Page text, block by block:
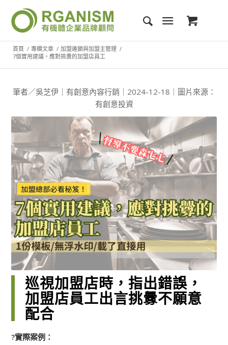
首頁 / 專欄文章 / 加盟連鎖與加盟主管理 /
7個實用建議，應對挑釁的加盟店員工
筆者／吳芝伊｜有創意內容行銷｜2024-12-18｜圖片來源：
有創意投資
巡視加盟店時，指出錯誤，
加盟店員工出言挑釁不願意
配合
?實際案例：